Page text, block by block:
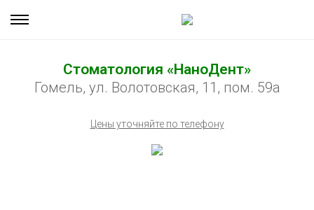
Стоматология «НаноДент»
Гомель, ул. Волотовская, 11, пом. 59а
Цены уточняйте по телефону